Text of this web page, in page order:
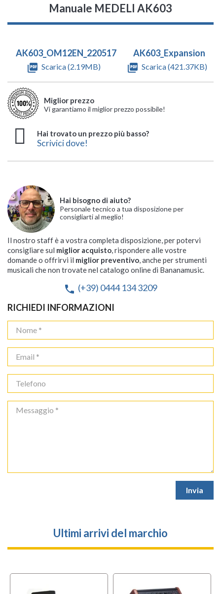
Manuale MEDELI AK603
AK603_OM12EN_220517
picture_as_pdf Scarica (2.19MB)
AK603_Expansion
picture_as_pdf Scarica (421.37KB)
Miglior prezzo
Vi garantiamo il miglior prezzo possibile!
Hai trovato un prezzo più basso?
Scrivici dove!
Hai bisogno di aiuto?
Personale tecnico a tua disposizione per
consigliarti al meglio!
Il nostro staff è a vostra completa disposizione, per potervi
consigliare sul miglior acquisto, rispondere alle vostre
domande o offrirvi il miglior preventivo, anche per strumenti
musicali che non trovate nel catalogo online di Bananamusic.
phone (+39) 0444 134 3209
RICHIEDI INFORMAZIONI
Ultimi arrivi del marchio